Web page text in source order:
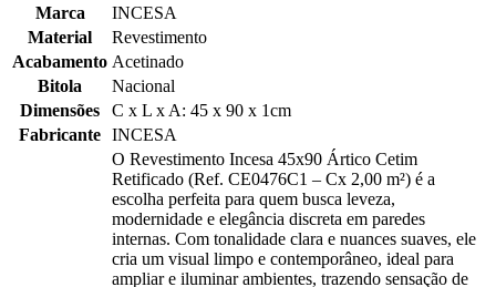
Marca
INCESA
Material
Revestimento
Acabamento Acetinado
Bitola
Nacional
Dimensões
C x L x A: 45 x 90 x 1cm
Fabricante INCESA
O Revestimento Incesa 45x90 Ártico Cetim
Retificado (Ref. CE0476C1 – Cx 2,00 m²) é a
escolha perfeita para quem busca leveza,
modernidade e elegância discreta em paredes
internas. Com tonalidade clara e nuances suaves, ele
cria um visual limpo e contemporâneo, ideal para
ampliar e iluminar ambientes, trazendo sensação de